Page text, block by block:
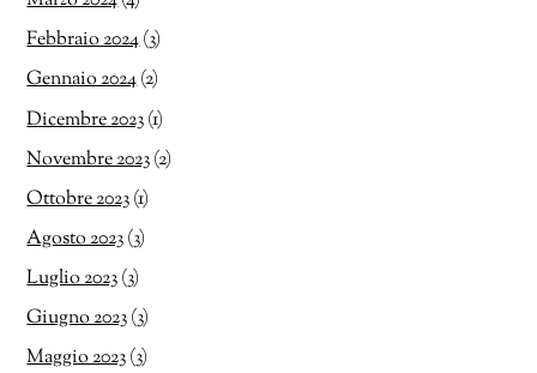
Febbraio 2024(3)
Gennaio 2024(2)
Dicembre 2023(1)
Novembre 2023(2)
Ottobre 2023(1)
Agosto 2023(3)
Luglio 2023(3)
Giugno 2023(3)
Maggio 2023(3)